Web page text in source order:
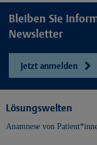
Bleiben Sie
Newsletter
Jetzt anmelden
Lösungswelten
Anamnese von